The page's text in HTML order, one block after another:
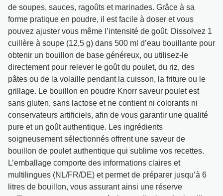
de soupes, sauces, ragoûts et marinades. Grâce à sa
forme pratique en poudre, il est facile à doser et vous
pouvez ajuster vous même l’intensité de goût. Dissolvez 1
cuillère à soupe (12,5 g) dans 500 ml d’eau bouillante pour
obtenir un bouillon de base généreux, ou utilisez-le
directement pour relever le goût du poulet, du riz, des
pâtes ou de la volaille pendant la cuisson, la friture ou le
grillage. Le bouillon en poudre Knorr saveur poulet est
sans gluten, sans lactose et ne contient ni colorants ni
conservateurs artificiels, afin de vous garantir une qualité
pure et un goût authentique. Les ingrédients
soigneusement sélectionnés offrent une saveur de
bouillon de poulet authentique qui sublime vos recettes.
L’emballage comporte des informations claires et
multilingues (NL/FR/DE) et permet de préparer jusqu’à 6
litres de bouillon, vous assurant ainsi une réserve